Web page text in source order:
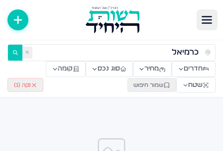
דירות למכירה ולהשכרה — רשות היחיד ✕
חדרים מחיר סוג נכס קומה
שטח שמור חיפוש נקה ( 1
)